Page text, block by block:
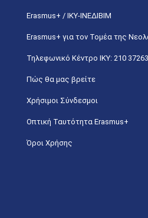
Erasmus+ / ΙΚΥ-ΙΝΕΔΙΒΙΜ
Erasmus+ για τον Τομέα της
Τηλεφωνικό Κέντρο IKY: 210
Πώς θα μας βρείτε
Χρήσιμοι Σύνδεσμοι
Οπτική Ταυτότητα Erasmus+
Όροι Χρήσης